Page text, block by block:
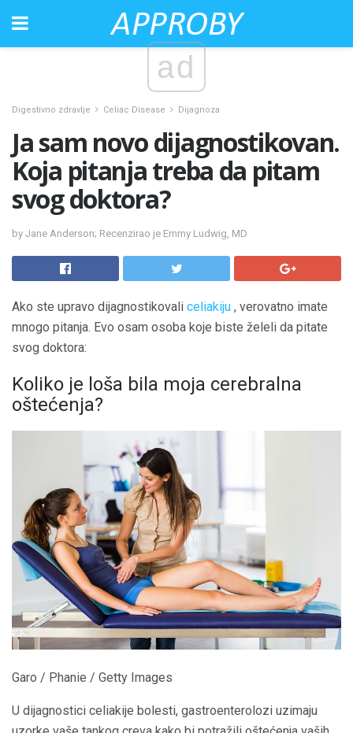
ad
Digestivno zdravlje Celiac Disease Dijagnoza
Ja sam novo dijagnostikovan.
Koja pitanja treba da pitam
svog doktora?
by Jane Anderson; Recenzirao je Emmy Ludwig, MD
Ako ste upravo dijagnostikovali celiakiju , verovatno imate
mnogo pitanja. Evo osam osoba koje biste želeli da pitate
svog doktora:
Koliko je loša bila moja cerebralna
oštećenja?
Garo / Phanie / Getty Images
U dijagnostici celiakije bolesti, gastroenterolozi uzimaju